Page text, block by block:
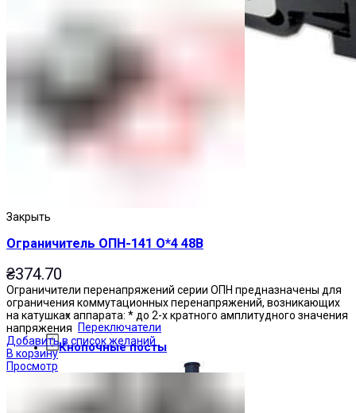
Переключатели
Кнопочные посты
Закрыть
Ограничитель ОПН-141 О*4 48В
₴374.70
Ограничители перенапряжений серии ОПН предназначены для
ограничения коммутационных перенапряжений, возникающих
на катушках аппарата: * до 2-х кратного амплитудного значения
напряжения
Добавить в список желаний
В корзину
Просмотр